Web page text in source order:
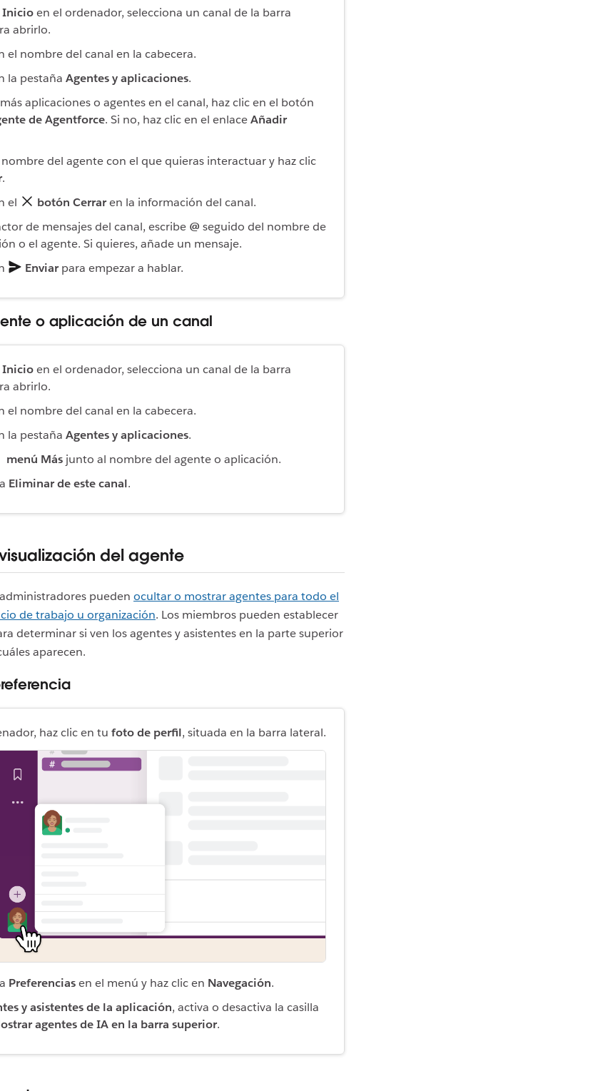
Inicioen el ordenador, selecciona un canal de la barra
abrirlo.
el nombre del canal en la cabecera.
la pestaña Agentes y aplicaciones.
aplicaciones o agentes en el canal, haz clic en el botón
de Agentforce. Si no, haz clic en el enlaceAñadir
nombre del agente con el que quieras interactuar y haz clic
.
el
botón Cerraren la información del canal.
de mensajes del canal, escribe @ seguido del nombre de
o el agente. Si quieres, añade un mensaje.
Enviarpara empezar a hablar.
o aplicación de un canal
Inicioen el ordenador, selecciona un canal de la barra
abrirlo.
el nombre del canal en la cabecera.
la pestaña Agentes y aplicaciones.
menú Más junto al nombre del agente o aplicación.
Eliminar de este canal.
del agente
pueden ocultar o mostrar agentes para todo el
de trabajo u organización. Los miembros pueden establecer
determinar si ven los agentes y asistentes en la parte superior
aparecen.
haz clic en tu foto de perfil, situada en la barra lateral.
Preferenciasen el menú y haz clic en Navegación.
y asistentes de la aplicación, activa o desactiva la casilla
agentes de IA en la barra superior.